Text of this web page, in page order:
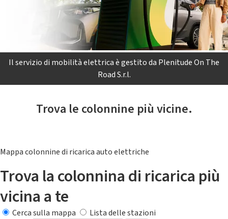
Il servizio di mobilità elettrica è gestito da Plenitude On The
Road S.r.l.
Trova le colonnine più vicine.
Mappa colonnine di ricarica auto elettriche
Trova la colonnina di ricarica più
vicina a te
Cerca sulla mappa
Lista delle stazioni